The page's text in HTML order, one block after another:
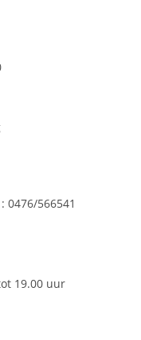
0476/566541
19.00 uur